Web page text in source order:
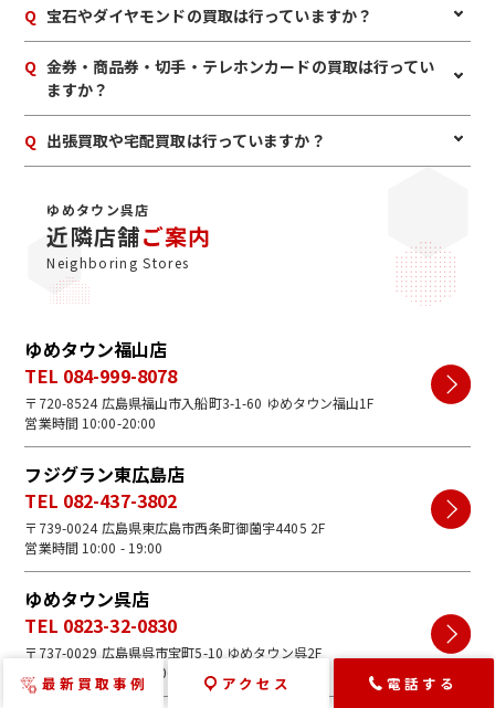
A もちろん買取しています。目立つ傷や汚れ、部品が欠けている
Q 宝石やダイヤモンドの買取は行っていますか？
A もちろん買取しています。傷ついたもの、古いものや曇ってい
るものでも、しっかりと査定いたします。
Q 金券・商品券・切手・テレホンカードの買取は行ってい
ますか？
A はい。当店にてお買取しています。金券ショップに負けない高
Q 出張買取や宅配買取は行っていますか？
もちろん、お電話でもご相談いただけます。お気軽にお申し込
みください。
ゆめタウン呉店
近隣店舗ご案内
Neighboring Stores
ゆめタウン福山店
TEL 084-999-8078
〒720-8524 広島県福山市入船町3-1-60 ゆめタウン福山1F
営業時間 10:00-20:00
フジグラン東広島店
TEL 082-437-3802
〒739-0024 広島県東広島市西条町御薗宇4405 2F
営業時間 10:00 - 19:00
ゆめタウン呉店
TEL 0823-32-0830
〒737-0029 広島県呉市宝町5-10 ゆめタウン呉2F
営業時間 10：00～19:00
最新買取事例 アクセス 電話する